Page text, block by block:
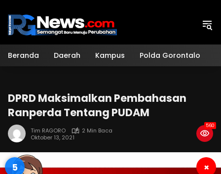
konten
Beranda Daerah Kampus Polda Gorontalo
DPRD Maksimalkan Pembahasan
Ranperda Tentang PUDAM
Tim RAGORO
2 Min Baca
Oktober 13, 2021
560
4 ×